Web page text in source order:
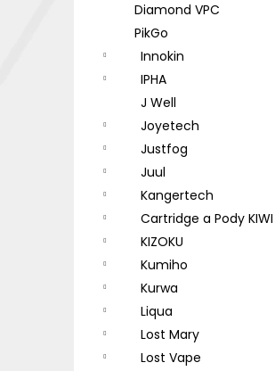
Diamond VPC
PikGo
Innokin
IPHA
J Well
Joyetech
Justfog
Juul
Kangertech
Cartridge a Pody KIWI
KIZOKU
Kumiho
Kurwa
Liqua
Lost Mary
Lost Vape